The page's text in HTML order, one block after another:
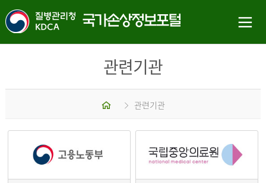
관련기관
홈 관련기관